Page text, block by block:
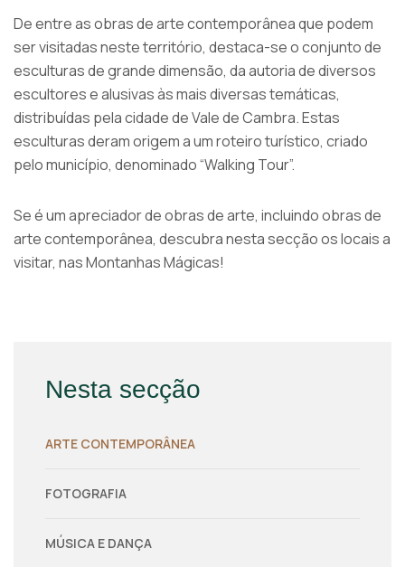
De entre as obras de arte contemporânea que podem
ser visitadas neste território, destaca-se o conjunto de
esculturas de grande dimensão, da autoria de diversos
escultores e alusivas às mais diversas temáticas,
distribuídas pela cidade de Vale de Cambra. Estas
esculturas deram origem a um roteiro turístico, criado
pelo município, denominado “Walking Tour”.
Se é um apreciador de obras de arte, incluindo obras de
arte contemporânea, descubra nesta secção os locais a
visitar, nas Montanhas Mágicas!
Nesta secção
ARTE CONTEMPORÂNEA
FOTOGRAFIA
MÚSICA E DANÇA